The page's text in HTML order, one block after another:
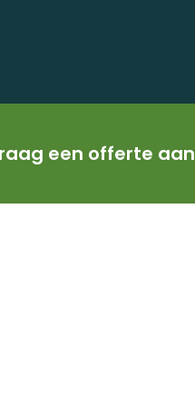
een offerte aan